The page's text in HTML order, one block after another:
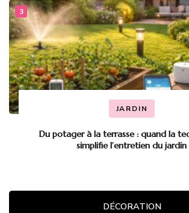
JARDIN
Du potager à la terrasse : quand la
simplifie l’entretien du jardin
DÉCORATION